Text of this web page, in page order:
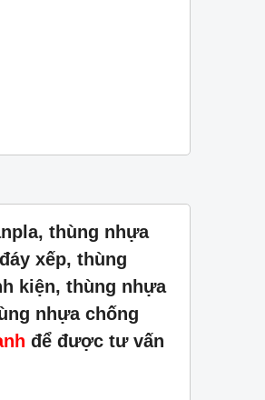
thùng nhựa
xếp, thùng
kiện, thùng nhựa
nhựa chống
để được tư vấn